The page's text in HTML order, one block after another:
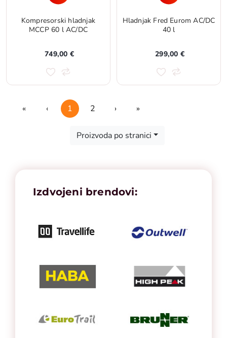
Kompresorski hladnjak
MCCP 60 l AC/DC
749,00 €
Hladnjak Fred Eurom AC/DC
40 l
299,00 €
«First ‹Previous
1 2 ›Next »Last
Proizvoda po stranici
Izdvojeni brendovi: